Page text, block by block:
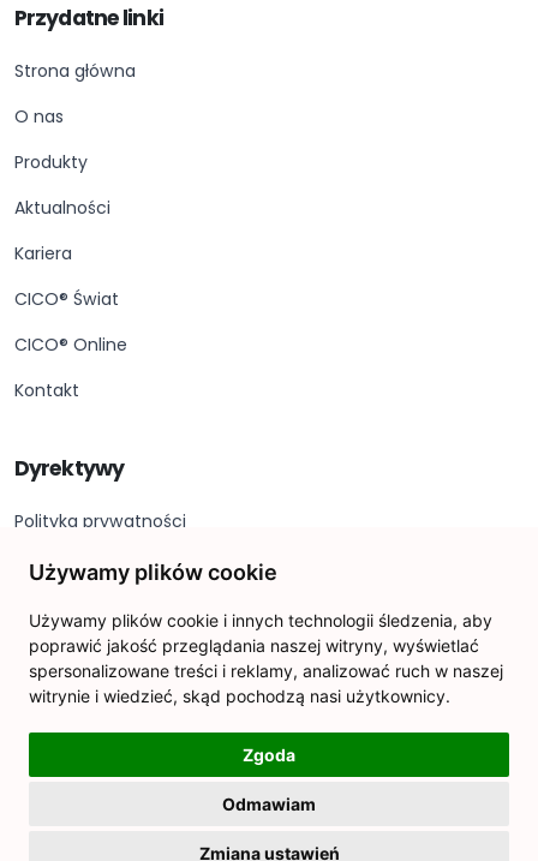
Używamy plików cookie
Używamy plików cookie i innych technologii śledzenia, aby
poprawić jakość przeglądania naszej witryny, wyświetlać
spersonalizowane treści i reklamy, analizować ruch w naszej
witrynie i wiedzieć, skąd pochodzą nasi użytkownicy.
Zgoda
Odmawiam
Zmiana ustawień
Przydatne linki
Strona główna
O nas
Produkty
Aktualności
Kariera
CICO® Świat
CICO® Online
Kontakt
Dyrektywy
Polityka prywatności
Stopka redakcyjna
Deklaracja dostępności
Ustawienia plików cookie
CICO® © 2026. Wszelkie prawa zastrzeżone.